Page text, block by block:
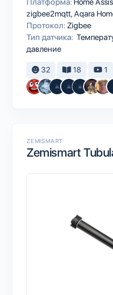
Платформа: Home
zigbee2mqttAqara
Протокол:Zigbee
Тип датчика:
давление
32 18 1
ZEMISMART
Zemismart